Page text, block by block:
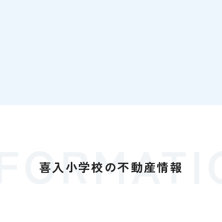
喜入小学校の不動産情報